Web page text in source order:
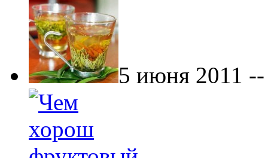
5 июня 2011